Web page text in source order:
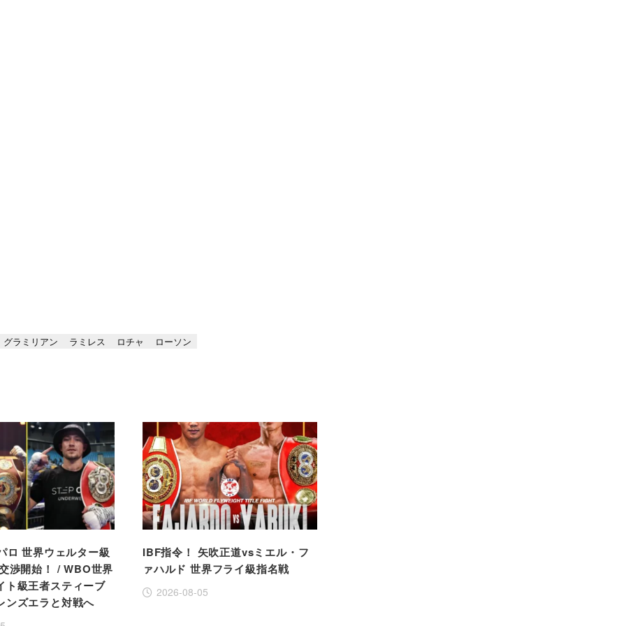
グラミリアン ラミレス ロチャ ローソン
ロ 世界ウェルター級
渉開始！ / WBO世界
ト級王者スティーブ
ンズエラと対戦へ
IBF指令！ 矢吹正道vsミエル・フ
ァハルド 世界フライ級指名戦
2026-08-05